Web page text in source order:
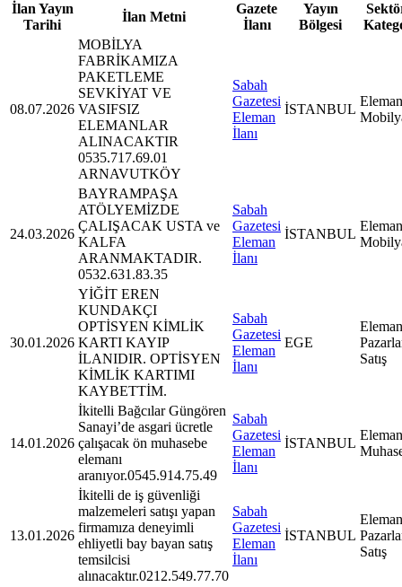
İlan Yayın
Tarihi
İlan Metni
Gazete
İlanı
Yayın
Bölgesi
08.07.2026
MOBİLYA
FABRİKAMIZA
PAKETLEME
SEVKİYAT VE
VASIFSIZ
ELEMANLAR
ALINACAKTIR
0535.717.69.01
ARNAVUTKÖY
Sabah
Gazetesi
Eleman
İlanı
İSTANBUL
24.03.2026
BAYRAMPAŞA
ATÖLYEMİZDE
ÇALIŞACAK USTA ve
KALFA
ARANMAKTADIR.
0532.631.83.35
Sabah
Gazetesi
Eleman
İlanı
İSTANBUL
30.01.2026
YİĞİT EREN
KUNDAKÇI
OPTİSYEN KİMLİK
KARTI KAYIP
İLANIDIR. OPTİSYEN
KİMLİK KARTIMI
KAYBETTİM.
Sabah
Gazetesi
Eleman
İlanı
EGE
Satış
14.01.2026
İkitelli Bağcılar Güngören
Sanayi’de asgari ücretle
çalışacak ön muhasebe
elemanı
aranıyor.0545.914.75.49
Sabah
Gazetesi
Eleman
İlanı
İSTANBUL
13.01.2026
İkitelli de iş güvenliği
malzemeleri satışı yapan
firmamıza deneyimli
ehliyetli bay bayan satış
temsilcisi
alınacaktır.0212.549.77.70
Sabah
Gazetesi
Eleman
İlanı
İSTANBUL
Satış